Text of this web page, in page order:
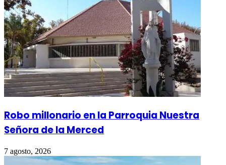
Robo millonario en la Parroquia Nuestra
Señora de la Merced
7 agosto, 2026